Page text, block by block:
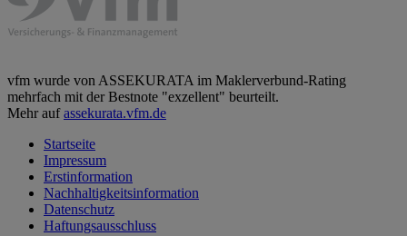
vfm wurde von ASSEKURATA im Maklerverbund-Rating
mehrfach mit der Bestnote "exzellent" beurteilt.
Mehr aufassekurata.vfm.de
Startseite
Impressum
Erstinformation
Nachhaltigkeitsinformation
Datenschutz
Haftungsausschluss